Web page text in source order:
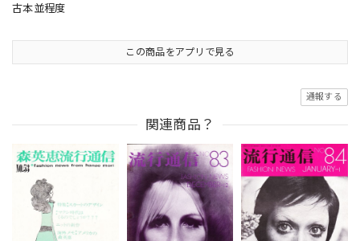
古本並程度
この商品をアプリで見る
通報する
関連商品？